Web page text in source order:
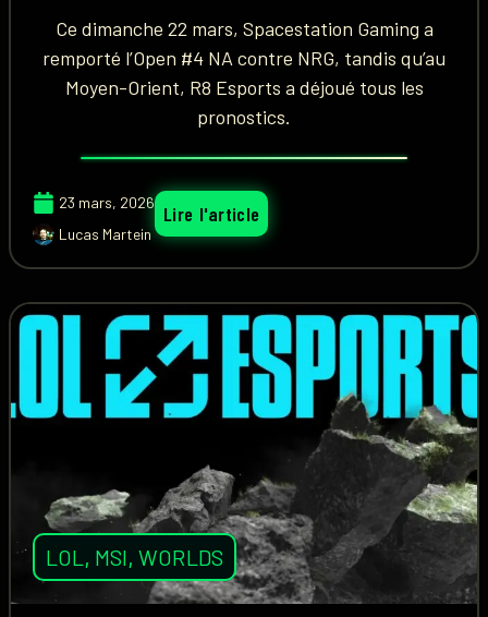
Ce dimanche 22 mars, Spacestation Gaming a
remporté l’Open #4 NA contre NRG, tandis qu’au
Moyen-Orient, R8 Esports a déjoué tous les
pronostics.
23 mars, 2026
Lucas Martein
Lire l'article
LOL, MSI,WORLDS